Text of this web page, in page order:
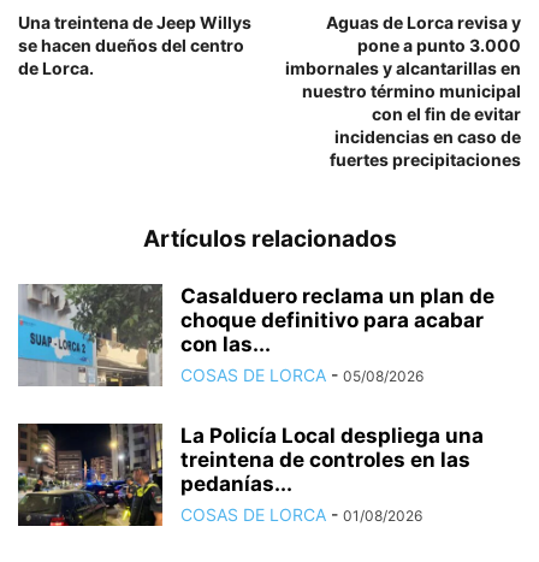
Una treintena de Jeep Willys
se hacen dueños del centro
de Lorca.
Aguas de Lorca revisa y
pone a punto 3.000
imbornales y alcantarillas en
nuestro término municipal
con el fin de evitar
incidencias en caso de
fuertes precipitaciones
Artículos relacionados
Casalduero reclama un plan de
choque definitivo para acabar
con las...
COSAS DE LORCA - 05/08/2026
La Policía Local despliega una
treintena de controles en las
pedanías...
COSAS DE LORCA - 01/08/2026